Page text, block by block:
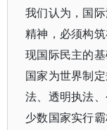
我们认为，国
精神，必须构
现国际民主的
国家为世界制
法、透明执法
少数国家实行